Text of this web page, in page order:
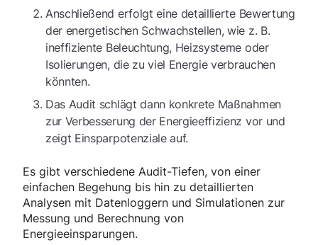
Anschließend erfolgt eine detaillierte Bewertung
der energetischen Schwachstellen, wie z. B.
ineffiziente Beleuchtung, Heizsysteme oder
Isolierungen, die zu viel Energie verbrauchen
könnten.
Das Audit schlägt dann konkrete Maßnahmen
zur Verbesserung der Energieeffizienz vor und
zeigt Einsparpotenziale auf.
Es gibt verschiedene Audit-Tiefen, von einer
einfachen Begehung bis hin zu detaillierten
Analysen mit Datenloggern und Simulationen zur
Messung und Berechnung von
Energieeinsparungen.